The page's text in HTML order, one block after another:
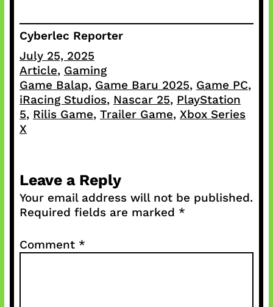
Cyberlec Reporter
July 25, 2025
Article, Gaming
Game Balap, Game Baru 2025, Game PC ,
iRacing Studios, Nascar 25, PlayStation
5, Rilis Game, Trailer Game, Xbox Series
X
Leave a Reply
Your email address will not be published.
Required fields are marked *
Comment *